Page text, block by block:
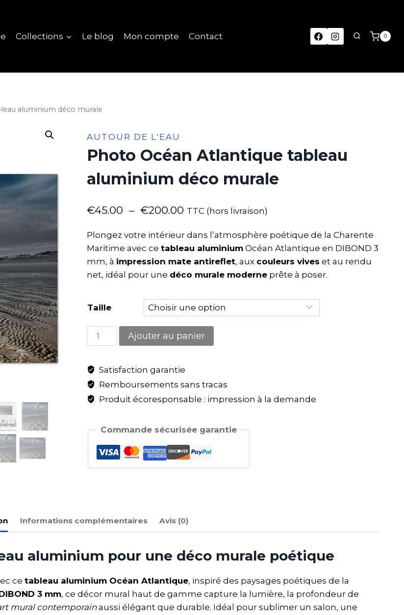
Collections Le blog Mon compte Contact 0
aluminium déco murale
AUTOUR DE L'EAU
Photo Océan Atlantique tableau
aluminium déco murale
€45.00 – €200.00 TTC (hors livraison)
Plongez votre intérieur dans l’atmosphère poétique de la Charente
Maritime avec ce tableau aluminiumOcéan Atlantique en DIBOND 3
mm, à impression mate antireflet, aux couleurs vives et au rendu
net, idéal pour une déco murale moderneprête à poser.
Taille
Ajouter au panier
Satisfaction garantie
Remboursements sans tracas
Produit écoresponsable : impression à la demande
Commande sécurisée garantie
Informations complémentaires Avis (0)
aluminium pour une déco murale poétique
ce tableau aluminium Océan Atlantique, inspiré des paysages poétiques de la
3 mm, ce décor mural haut de gamme capture la lumière, la profondeur de
mural contemporainaussi élégant que durable. Idéal pour sublimer un salon, une